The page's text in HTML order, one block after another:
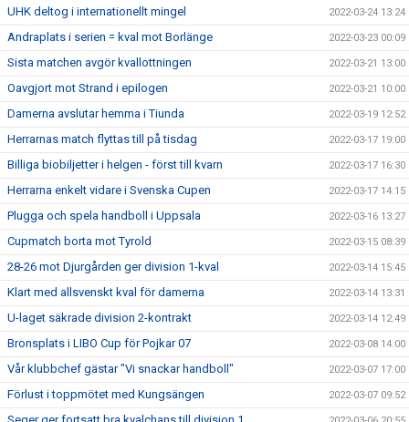
UHK deltog i internationellt mingel 2022-03-24 13:24
Andraplats i serien = kval mot Borlänge 2022-03-23 00:09
Sista matchen avgör kvallottningen 2022-03-21 13:00
Oavgjort mot Strand i epilogen 2022-03-21 10:00
Damerna avslutar hemma i Tiunda 2022-03-19 12:52
Herrarnas match flyttas till på tisdag 2022-03-17 19:00
Billiga biobiljetter i helgen - först till kvarn 2022-03-17 16:30
Herrarna enkelt vidare i Svenska Cupen 2022-03-17 14:15
Plugga och spela handboll i Uppsala 2022-03-16 13:27
Cupmatch borta mot Tyrold 2022-03-15 08:39
28-26 mot Djurgården ger division 1-kval 2022-03-14 15:45
Klart med allsvenskt kval för damerna 2022-03-14 13:31
U-laget säkrade division 2-kontrakt 2022-03-14 12:49
Bronsplats i LIBO Cup för Pojkar 07 2022-03-08 14:00
Vår klubbchef gästar "Vi snackar handboll" 2022-03-07 17:00
Förlust i toppmötet med Kungsängen 2022-03-07 09:52